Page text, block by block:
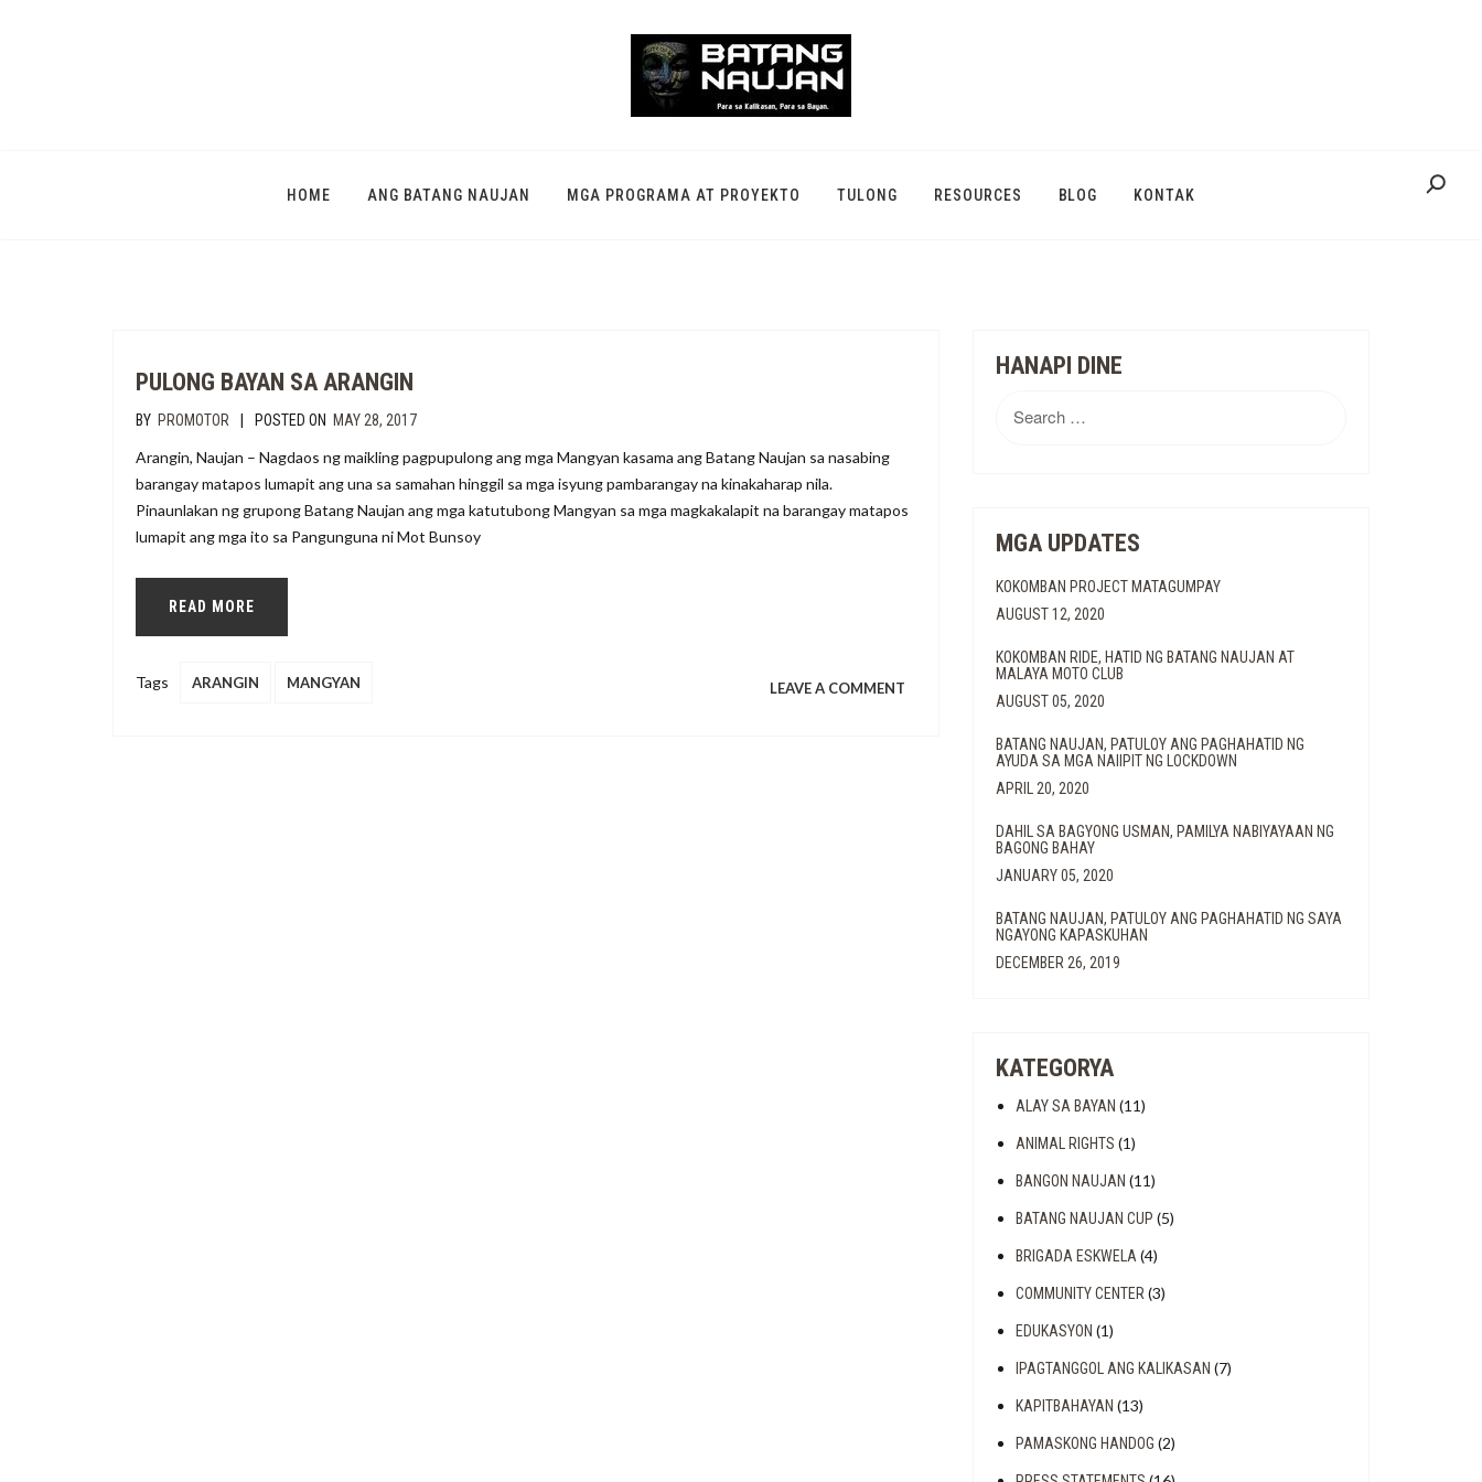
HOME ANG BATANG NAUJAN MGA PROGRAMA AT PROYEKTO TULONG RESOURCES BLOG KONTAK
PULONG BAYAN SA ARANGIN
BY PROMOTOR | POSTED ON MAY 28, 2017
Arangin, Naujan – Nagdaos ng maikling pagpupulong ang mga Mangyan kasama ang Batang Naujan sa nasabing
barangay matapos lumapit ang una sa samahan hinggil sa mga isyung pambarangay na kinakaharap nila.
Pinaunlakan ng grupong Batang Naujan ang mga katutubong Mangyan sa mga magkakalapit na barangay matapos
lumapit ang mga ito sa Pangunguna ni Mot Bunsoy
READ MORE
Tags ARANGIN MANGYAN LEAVE A COMMENT
HANAPI DINE
for:
MGA UPDATES
KOKOMBAN PROJECT MATAGUMPAY
AUGUST 12, 2020
KOKOMBAN RIDE, HATID NG BATANG NAUJAN AT
MALAYA MOTO CLUB
AUGUST 05, 2020
BATANG NAUJAN, PATULOY ANG PAGHAHATID NG
AYUDA SA MGA NAIIPIT NG LOCKDOWN
APRIL 20, 2020
DAHIL SA BAGYONG USMAN, PAMILYA NABIYAYAAN NG
BAGONG BAHAY
JANUARY 05, 2020
BATANG NAUJAN, PATULOY ANG PAGHAHATID NG SAYA
NGAYONG KAPASKUHAN
DECEMBER 26, 2019
KATEGORYA
ALAY SA BAYAN (11)
ANIMAL RIGHTS (1)
BANGON NAUJAN (11)
BATANG NAUJAN CUP (5)
BRIGADA ESKWELA (4)
COMMUNITY CENTER (3)
EDUKASYON (1)
IPAGTANGGOL ANG KALIKASAN (7)
KAPITBAHAYAN (13)
PAMASKONG HANDOG (2)